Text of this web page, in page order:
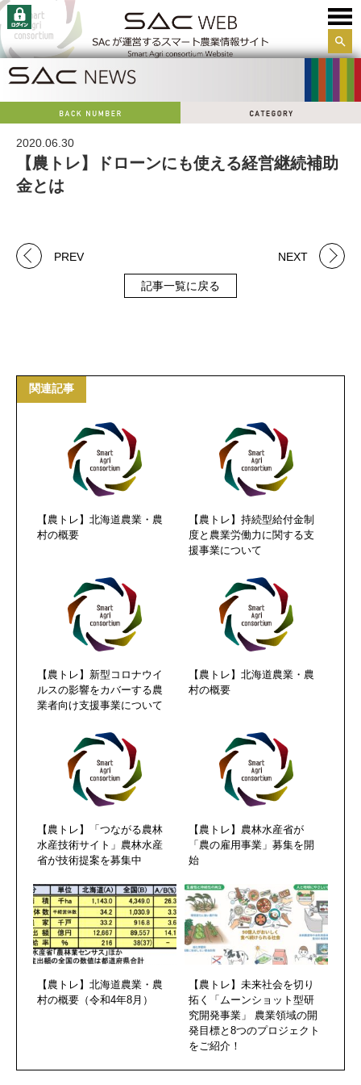
サイ
2020.06.30
【農トレ】ドローンにも使える経営継続補助
金とは
PREV
記事一覧に戻る
NEXT
関連記事
【農トレ】北海道農業・農
村の概要
【農トレ】持続型給付金制
度と農業労働力に関する支
援事業について
【農トレ】新型コロナウイ
ルスの影響をカバーする農
業者向け支援事業について
【農トレ】北海道農業・農
村の概要
【農トレ】「つながる農林
水産技術サイト」農林水産
省が技術提案を募集中
【農トレ】農林水産省が
「農の雇用事業」募集を開
始
【農トレ】北海道農業・農
村の概要（令和4年8月）
【農トレ】未来社会を切り
拓く「ムーンショット型研
究開発事業」 農業領域の開
発目標と8つのプロジェクト
をご紹介！